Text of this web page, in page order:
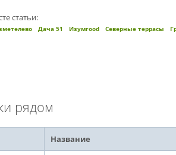
статьи:
Дача 51 Изумrood Северные террасы
рядом
Название